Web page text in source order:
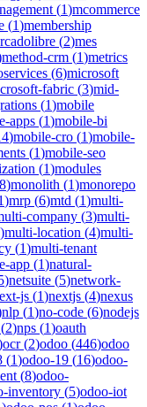
(1)mcommerce
(1)membership
(2)mes
method-crm (1)metrics
(6)microsoft
fabric (3)mid-
(1)mobile
apps (1)mobile-bi
)mobile-cro (1)mobile-
(1)mobile-seo
(1)modules
8)monolith (1)monorepo
)mrp (6)mtd (1)multi-
company (3)multi-
)multi-location (4)multi-
(1)multi-tenant
app (1)natural-
)netsuite (5)network-
js (1)nextjs (4)nexus
nlp (1)no-code (6)nodejs
(2)nps (1)oauth
ocr(2)odoo (446)odoo
(1)odoo-19 (16)odoo-
(8)odoo-
inventory (5)odoo-iot